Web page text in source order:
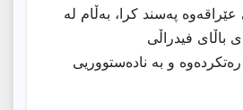
عێراقەوە پەسند کرا، بەڵام لە
دادگەی باڵای فیدراڵی
و بە نادەستووریی